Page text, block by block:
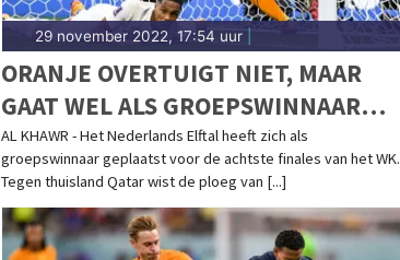
29 november 2022, 17:54 uur|
ORANJE OVERTUIGT NIET, MAAR
GAAT WEL ALS GROEPSWINNAAR
NAAR ACHTSTE FINALES
AL KHAWR - Het Nederlands Elftal heeft zich als
groepswinnaar geplaatst voor de achtste finales van het WK.
Tegen thuisland Qatar wist de ploeg van [...]